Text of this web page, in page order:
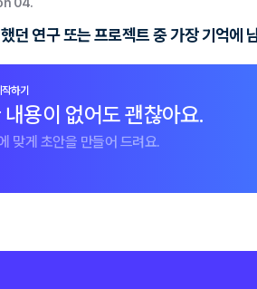
던 연구 또는 프로젝트 중 가장 기억에
하기
용이 없어도 괜찮아요.
맞게 초안을 만들어 드려요.